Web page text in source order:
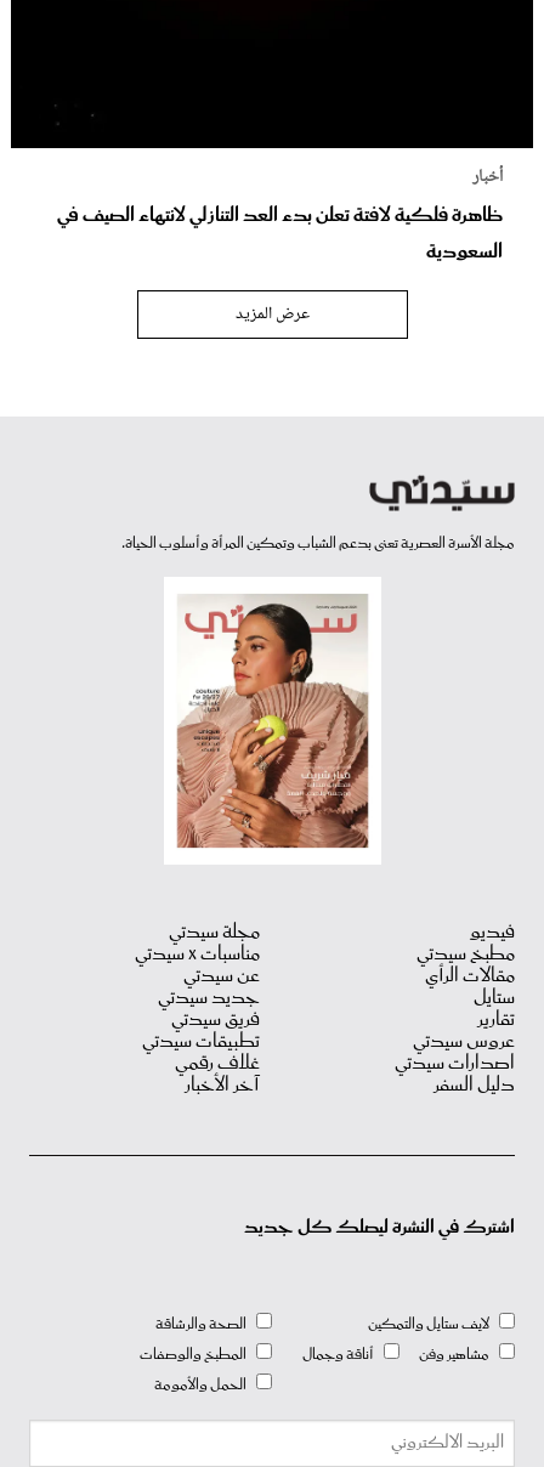
أخبار
ظاهرة فلكية لافتة تعلن بدء العد التنازلي لانتهاء الصيف في
السعودية
عرض المزيد
مجلة الأسرة العصرية تعنى بدعم الشباب وتمكين المرأة وأسلوب الحياة.
فيديو
مطبخ سيدتي
مقالات الرأي
ستايل
تقارير
عروس سيدتي
اصدارات سيدتي
دليل السفر
مجلة سيدتي
مناسبات X سيدتي
عن سيدتي
جديد سيدتي
فريق سيدتي
تطبيقات سيدتي
غلاف رقمي
آخر الأخبار
اشترك في النشرة ليصلك كل جديد
لايف ستايل والتمكين
مشاهير وفن
أناقة وجمال
الصحة والرشاقة
المطبخ والوصفات
الحمل والأمومة